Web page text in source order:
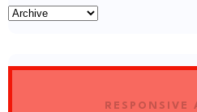
RESPONSIVE